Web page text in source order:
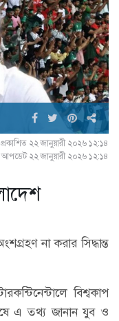
প্রকাশিত ২২ জানুয়ারী ২০২৬ ১২:১৪
আপডেট ২২ জানুয়ারী ২০২৬ ১২:১৪
না করার সিদ্ধান্ত
বিশ্বকাপ
এ তথ্য জানান যুব ও